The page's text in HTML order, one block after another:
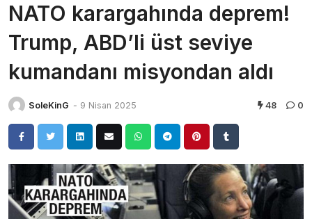
NATO karargahında deprem!
Trump, ABD’li üst seviye
kumandanı misyondan aldı
SoleKinG - 9 Nisan 2025 48 0